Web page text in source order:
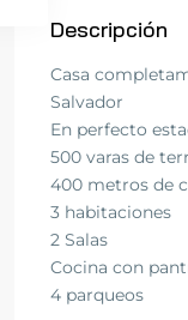
Descripción
Casa
Salvador
En perfecto
500 varas de
400 metros de
3 habitaciones
2 Salas
Cocina con
4 parqueos